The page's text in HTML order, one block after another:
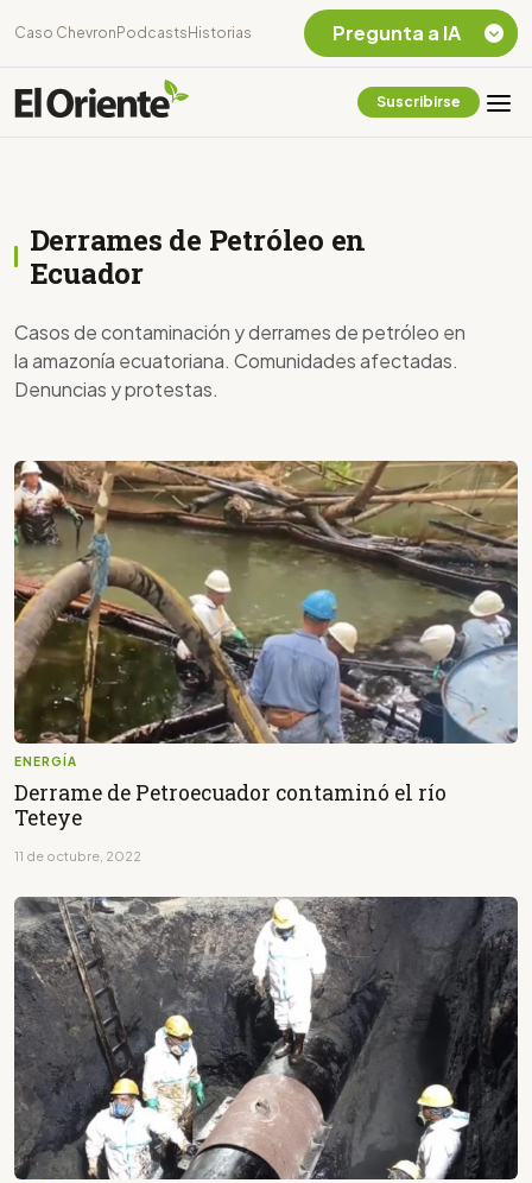
Caso Chevron Podcasts Historias
Suscribirse
Derrames de Petróleo en
Ecuador
Casos de contaminación y derrames de petróleo en
la amazonía ecuatoriana. Comunidades afectadas.
Denuncias y protestas.
ENERGÍA
Derrame de Petroecuador contaminó el río
Teteye
11 de octubre, 2022
Pregunta a IA
turísticos de la
Amazonia Ecuatoriana
Ecuador?